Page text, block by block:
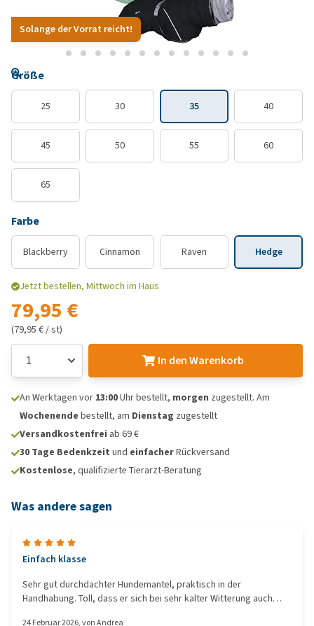
Solange der Vorrat reicht!
Größe
25 30 35 40
45 50 55 60
65
Farbe
Blackberry Cinnamon Raven Hedge
Jetzt bestellen, Mittwoch im Haus
79,95 €
(79,95 € / st)
In den Warenkorb
An Werktagen vor 13:00Uhr bestellt, morgen zugestellt. Am
Wochenende bestellt, am Dienstag zugestellt
Versandkostenfrei ab 69 €
30 Tage Bedenkzeit und einfacherRückversand
Kostenlose, qualifizierte Tierarzt-Beratung
Was andere sagen
Einfach klasse
Sehr gut durchdachter Hundemantel, praktisch in der
Handhabung. Toll, dass er sich bei sehr kalter Witterung auch
24 Februar 2026, vonAndrea